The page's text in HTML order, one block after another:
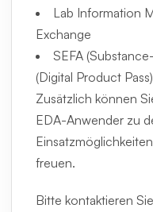
Lab Information
Exchange
SEFA
(Digital Product Pass)
Zusätzlich können
EDA-Anwender zu
freuen.
Bitte kontaktieren